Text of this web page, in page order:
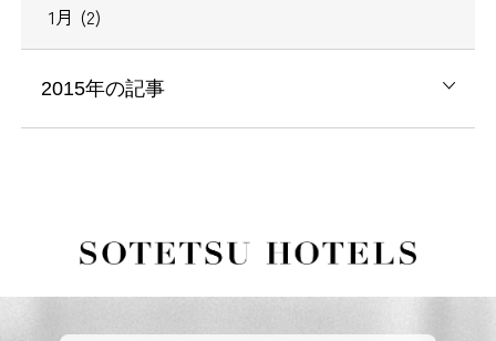
1月 (2)
2015年の記事